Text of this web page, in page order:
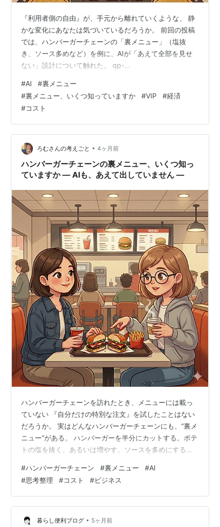
『利用者側の自由』が、手元から離れていくような、 静
かな変化にあなたは気づいているだろうか。 前回の投稿
では、ハンバーガーチェーンの「裏メニュー」（塩抜
き、ソース多めなど）を例に、AIが「あえて全部を見せ
ない」設計について触れた。 qp-
ど、頼めば対応してくれる。——そんな「見せないサー
ビス」が、店側に余白を残し、ユーザーには小さな優越
感をもたらす仕組みだ。 今回は、少し視野を広げてみ
る。 この構造は、ハンバーガーチェーンやAIに限った話
ではなく、他の業界にも共通する“見せないサービス”の典
型ではないか、という話だ。——た…
#AI #裏メニュー
#裏メニュー、いくつ知っていますか #VIP #経済
#コスト
ろむさんの考えごと • 4ヶ月前
ハンバーガーチェーンの裏メニュー、いくつ知っ
ていますか ― AIも、あえて出していません ―
ハンバーガーチェーンを訪れたとき、メニューには載っ
ていない 『自分だけの特別な注文』を試したことはない
だろうか。 実はどんなハンバーガーチェーンにも、“裏メ
ニュー”がある。 ハンバーガーを半分にカットする。ポテ
トの塩を抜く、あるいは増やす。ソースを多めにする、
応じてくれる。 ただし、それはメニューには載らない。
理由はシンプル。クルーの負担になるからだ。 これを前
面に出せば、全員がそれを前提に注文する。その瞬
間、“ちょっとした配慮”が“標準業務”に変わる。回転は落
ち、現場は詰まる。 だから、書かない。 けれど、頼めば
#ハンバーガーチェーン #裏メニュー #AI
#思考整理 #コスト #ビジネス
暮らし便利ブログ • 5ヶ月前